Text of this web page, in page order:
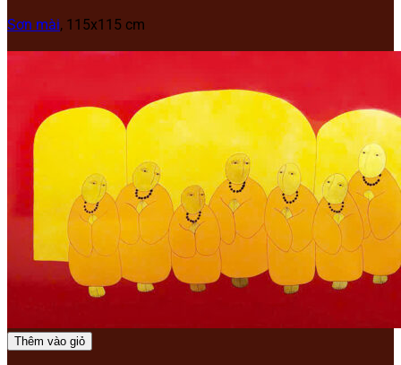
Sơn mài, 115x115 cm
Thêm vào giỏ